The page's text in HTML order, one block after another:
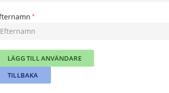
LÄGG TILL ANVÄNDARE
TILLBAKA